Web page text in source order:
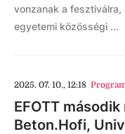
vonzanak a
egyetemi közösségi ...
2025. 07. 10., 12:18
EFOTT
Beton.Hofi,